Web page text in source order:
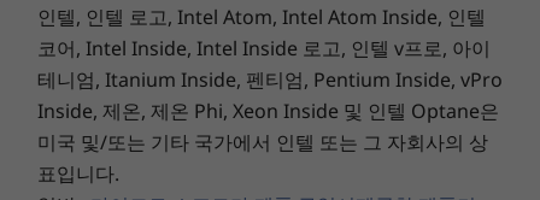
** WWAN 옵션의 사용 가능 여부는 지역에 따라 다르며 구매 시 구성해야 합니
다. 네트워크 서비스 공급자가 필요합니다.
WiFi 6E*
WWAN** 옵션: 4G/LTE(CAT16), eSIM 포함
WWAN** 옵션: 4G/LTE(CAT4)
Bluetooth®5.2
* WiFi 6E는 Windows 11 Pro가 필요합니다. 작동은 운영 체제, WiFi 6E를 지원하는 라우
터/AP/게이트웨이, 지역 규제 인증 및 스펙트럼 할당의 지원 여부에 따라 다릅니다.
인텔, 인텔 로고, Intel Atom, Intel Atom Inside, 인텔
코어, Intel Inside, Intel Inside 로고, 인텔 v프로, 아이
테니엄, Itanium Inside, 펜티엄, Pentium Inside, vPro
Inside, 제온, 제온 Phi, Xeon Inside 및 인텔 Optane은
미국 및/또는 기타 국가에서 인텔 또는 그 자회사의 상
표입니다.